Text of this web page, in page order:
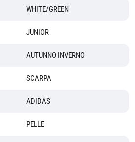
WHITE/GREEN
JUNIOR
AUTUNNO INVERNO
SCARPA
ADIDAS
PELLE